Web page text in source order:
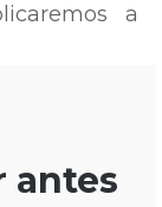
a
antes